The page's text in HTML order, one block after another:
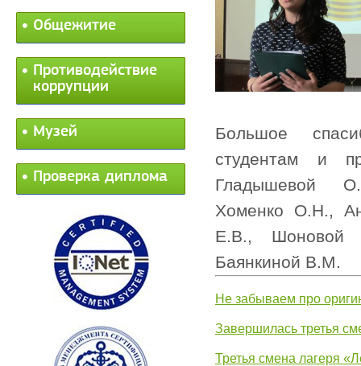
Общежитие
Противодействие
коррупции
Музей
Проверка диплома
Большое
студентам и
Гладышевой
Хоменко О.Н.,
Е.В., Шоновой
Баянкиной В.М.
Не забываем про
Завершилась третья
Третья смена лагеря